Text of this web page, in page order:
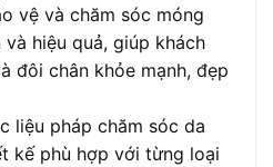
vệ và chăm sóc móng
hiệu quả, giúp khách
đôi chân khỏe mạnh, đẹp
liệu pháp chăm sóc da
kế phù hợp với từng loại